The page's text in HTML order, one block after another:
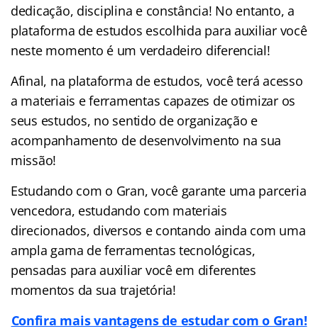
dedicação, disciplina e constância! No entanto, a
plataforma de estudos escolhida para auxiliar você
neste momento é um verdadeiro diferencial!
Afinal, na plataforma de estudos, você terá acesso
a materiais e ferramentas capazes de otimizar os
seus estudos, no sentido de organização e
acompanhamento de desenvolvimento na sua
missão!
Estudando com o Gran, você garante uma parceria
vencedora, estudando com materiais
direcionados, diversos e contando ainda com uma
ampla gama de ferramentas tecnológicas,
pensadas para auxiliar você em diferentes
momentos da sua trajetória!
Confira mais vantagens de estudar com o Gran!